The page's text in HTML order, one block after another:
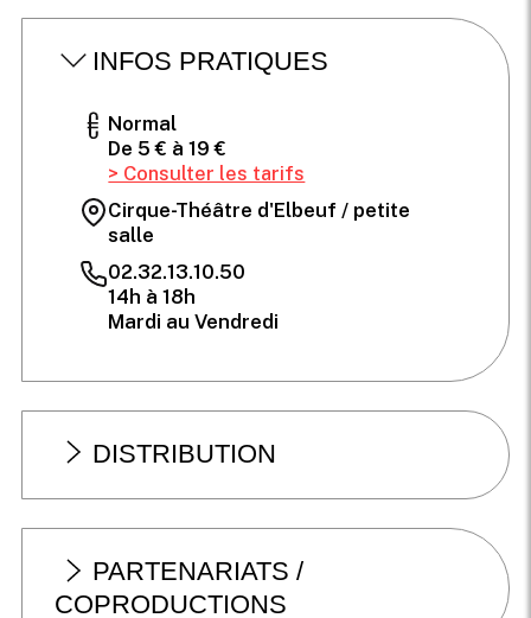
INFOS PRATIQUES
Normal
De 5 € à 19 €
> Consulter les tarifs
Cirque-Théâtre d'Elbeuf / petite
salle
02.32.13.10.50
14h à 18h
Mardi au Vendredi
DISTRIBUTION
PARTENARIATS /
COPRODUCTIONS